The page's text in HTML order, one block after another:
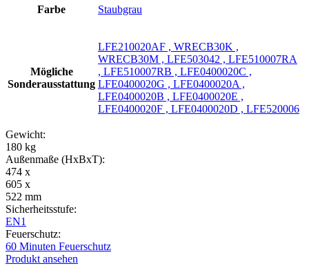
Farbe Staubgrau
Mögliche
Sonderausstattung
LFE210020AF , WRECB30K ,
WRECB30M , LFE503042 , LFE510007RA
, LFE510007RB , LFE0400020C ,
LFE0400020G , LFE0400020A ,
LFE0400020B , LFE0400020E ,
LFE0400020F , LFE0400020D , LFE520006
Gewicht:
180 kg
Außenmaße (HxBxT):
474 x
605 x
522 mm
Sicherheitsstufe:
EN1
Feuerschutz:
60 Minuten Feuerschutz
Produkt ansehen